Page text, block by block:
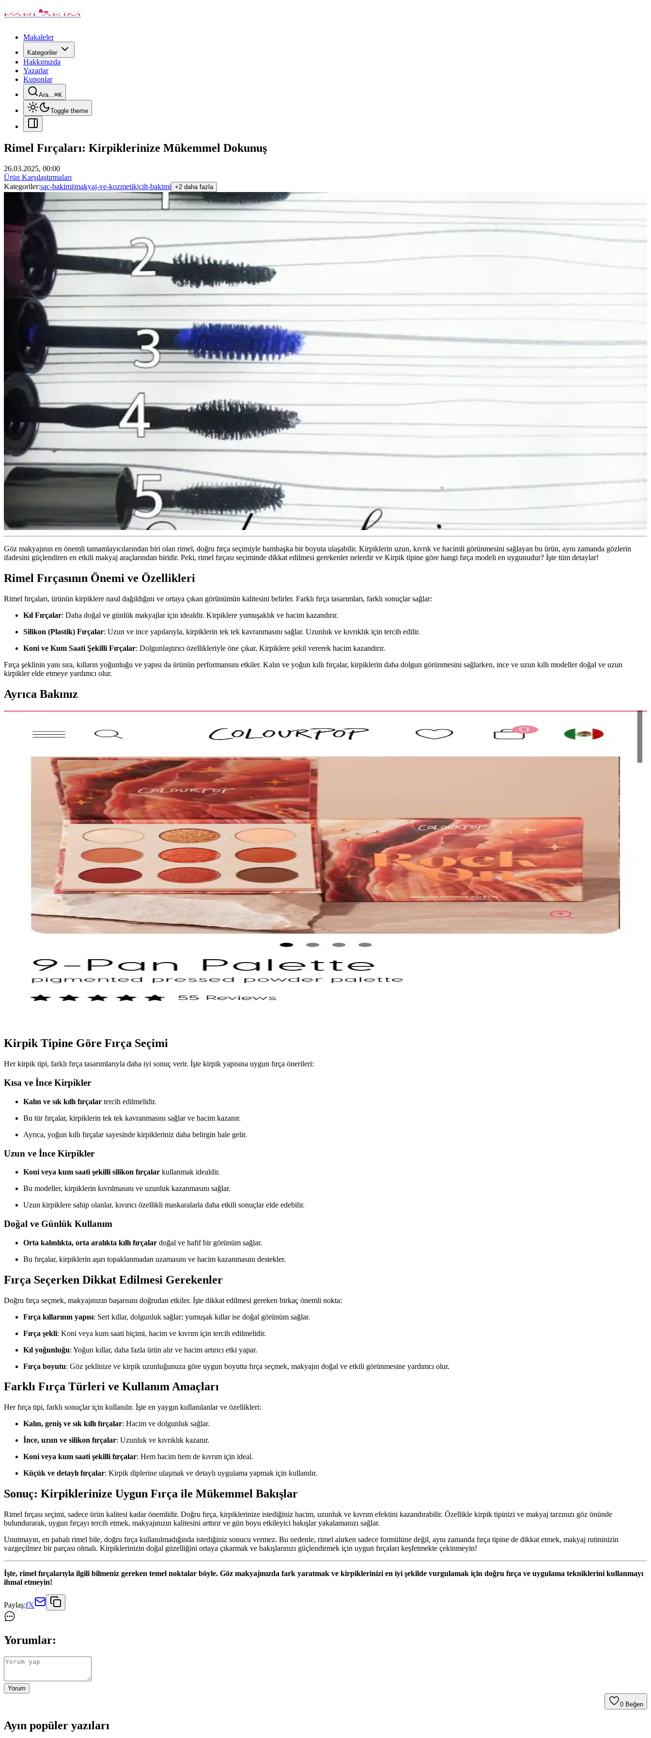
Makaleler
Kategoriler
Hakkımızda
Yazarlar
Kuponlar
Ara...⌘K
Toggle theme
Rimel Fırçaları: Kirpiklerinize Mükemmel Dokunuş
26.03.2025, 00:00
Ürün Karşılaştırmaları
Kategoriler:sac-bakimi|makyaj-ve-kozmetik|cilt-bakimi +2 daha fazla
Göz makyajının en önemli tamamlayıcılarından biri olan rimel, doğru fırça seçimiyle bambaşka bir boyuta ulaşabilir. Kirpiklerin uzun, kıvrık ve hacimli görünmesini sağlayan bu ürün, aynı zamanda gözlerin
ifadesini güçlendiren en etkili makyaj araçlarından biridir. Peki, rimel fırçası seçiminde dikkat edilmesi gerekenler nelerdir ve Kirpik tipine göre hangi fırça modeli en uygunudur? İşte tüm detaylar!
Rimel Fırçasının Önemi ve Özellikleri
Rimel fırçaları, ürünün kirpiklere nasıl dağıldığını ve ortaya çıkan görünümün kalitesini belirler. Farklı fırça tasarımları, farklı sonuçlar sağlar:
Kıl Fırçalar: Daha doğal ve günlük makyajlar için idealdir. Kirpiklere yumuşaklık ve hacim kazandırır.
Silikon (Plastik) Fırçalar: Uzun ve ince yapılarıyla, kirpiklerin tek tek kavranmasını sağlar. Uzunluk ve kıvrıklık için tercih edilir.
Koni ve Kum Saati Şekilli Fırçalar: Dolgunlaştırıcı özellikleriyle öne çıkar. Kirpiklere şekil vererek hacim kazandırır.
Fırça şeklinin yanı sıra, kılların yoğunluğu ve yapısı da ürünün performansını etkiler. Kalın ve yoğun kıllı fırçalar, kirpiklerin daha dolgun görünmesini sağlarken, ince ve uzun kıllı modeller doğal ve uzun
kirpikler elde etmeye yardımcı olur.
Ayrıca Bakınız
The Glitter Lab Jel Formlu Parlak Glitter Paradise Renkli Çok Yönlü Kullanım İçin
The Glitter Lab'in jel formüllü parlak glitteri, kolay uygulama, su bazlı formülü ve doğal ışıltısıyla makyaj ve vücut süslemelerinde tercih edilir.
KIKO Creamy Lipgloss 107 Magenta Dudak Parlatıcısı: Canlı ve Uzun Süre Kalıcı Renkli Makyaj
KIKO'nun 107 Magenta dudak parlatıcısı, yoğun renk ve parlaklık sunar. Pratik uygulama ve uzun süre kalıcılığıyla günlük makyajda tercih edilen, hafif ve nemlendirici formülüyle dikkat çeker.
Muğgan 3'lü Açılı Fırçalı Kaş Boyası Seti İncelemesi ve Kullanıcı Yorumları
Muğgan 3'lü kaş boyası seti, suya ve tere dayanıklı formülüyle pratik kullanım sağlar. Renk seçenekleri ve kullanıcı deneyimleri hakkında detaylı bilgi içerir.
Koyu Göz Altı Morluklarını Kapatmada Renk Düzelticiler ve Kapatıcıların Etkili Kullanımı
Koyu göz altı morlukları için şeftali ve turuncu renk düzelticiler ile tam kapatıcılık sağlayan ürünlerin kullanımı, doğru uygulama teknikleri ve önerilen markalar detaylı şekilde ele alınıyor.
Kapatıcı ve Fondöten Arasındaki Farklar ve Başlangıç İçin Kapatıcının Avantajları
Kapatıcı ve fondöten arasındaki temel farklar, kullanım alanları ve uygulama zorlukları makyaj başlangıcında tercih nedenlerini belirliyor. Kapatıcı, bölgesel kullanım kolaylığı ve hata toleransıyla öne çıkıyor.
Mac M·A·C XIMAL Silky Matte Ruj: Kalıcı ve Doğal Dudaklar İçin Uygun Seçenek
Mac XIMAL Silky Matte Ruj, yüksek pigmentasyon ve doğal bakım özellikleriyle uzun süre kalıcı, kolay sürümlü ve çevre dostu ambalajıyla öne çıkan şık bir makyaj ürünüdür.
Kirpik Tipine Göre Fırça Seçimi
Her kirpik tipi, farklı fırça tasarımlarıyla daha iyi sonuç verir. İşte kirpik yapısına uygun fırça önerileri:
Kısa ve İnce Kirpikler
Kalın ve sık kıllı fırçalar tercih edilmelidir.
Bu tür fırçalar, kirpiklerin tek tek kavranmasını sağlar ve hacim kazanır.
Ayrıca, yoğun kıllı fırçalar sayesinde kirpikleriniz daha belirgin hale gelir.
Uzun ve İnce Kirpikler
Koni veya kum saati şekilli silikon fırçalar kullanmak idealdir.
Bu modeller, kirpiklerin kıvrılmasını ve uzunluk kazanmasını sağlar.
Uzun kirpiklere sahip olanlar, kıvırıcı özellikli maskaralarla daha etkili sonuçlar elde edebilir.
Doğal ve Günlük Kullanım
Orta kalınlıkta, orta aralıkta kıllı fırçalar doğal ve hafif bir görünüm sağlar.
Bu fırçalar, kirpiklerin aşırı topaklanmadan uzamasını ve hacim kazanmasını destekler.
Fırça Seçerken Dikkat Edilmesi Gerekenler
Doğru fırça seçmek, makyajınızın başarısını doğrudan etkiler. İşte dikkat edilmesi gereken birkaç önemli nokta:
Fırça kıllarının yapısı: Sert kıllar, dolgunluk sağlar; yumuşak kıllar ise doğal görünüm sağlar.
Fırça şekli: Koni veya kum saati biçimi, hacim ve kıvrım için tercih edilmelidir.
Kıl yoğunluğu: Yoğun kıllar, daha fazla ürün alır ve hacim artırıcı etki yapar.
Fırça boyutu: Göz şeklinize ve kirpik uzunluğunuza göre uygun boyutta fırça seçmek, makyajın doğal ve etkili görünmesine yardımcı olur.
Farklı Fırça Türleri ve Kullanım Amaçları
Her fırça tipi, farklı sonuçlar için kullanılır. İşte en yaygın kullanılanlar ve özellikleri:
Kalın, geniş ve sık kıllı fırçalar: Hacim ve dolgunluk sağlar.
İnce, uzun ve silikon fırçalar: Uzunluk ve kıvrıklık kazanır.
Koni veya kum saati şekilli fırçalar: Hem hacim hem de kıvrım için ideal.
Küçük ve detaylı fırçalar: Kirpik diplerine ulaşmak ve detaylı uygulama yapmak için kullanılır.
Sonuç: Kirpiklerinize Uygun Fırça ile Mükemmel Bakışlar
Rimel fırçası seçimi, sadece ürün kalitesi kadar önemlidir. Doğru fırça, kirpiklerinize istediğiniz hacim, uzunluk ve kıvrım efektini kazandırabilir. Özellikle kirpik tipinizi ve makyaj tarzınızı göz önünde
bulundurarak, uygun fırçayı tercih etmek, makyajınızın kalitesini arttırır ve gün boyu etkileyici bakışlar yakalamanızı sağlar.
Unutmayın, en pahalı rimel bile, doğru fırça kullanılmadığında istediğiniz sonucu vermez. Bu nedenle, rimel alırken sadece formülüne değil, aynı zamanda fırça tipine de dikkat etmek, makyaj rutininizin
vazgeçilmez bir parçası olmalı. Kirpiklerinizin doğal güzelliğini ortaya çıkarmak ve bakışlarınızı güçlendirmek için uygun fırçaları keşfetmekte çekinmeyin!
İşte, rimel fırçalarıyla ilgili bilmeniz gereken temel noktalar böyle. Göz makyajınızda fark yaratmak ve kirpiklerinizi en iyi şekilde vurgulamak için doğru fırça ve uygulama tekniklerini kullanmayı
ihmal etmeyin!
Paylaş:f𝕏
Yorumlar:
Yorum
0 Beğen
Ayın popüler yazıları